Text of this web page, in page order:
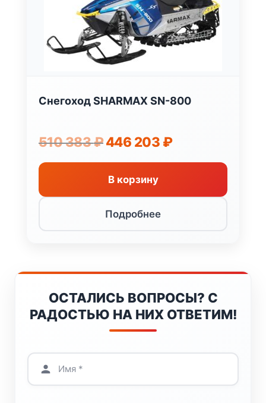
Снегоход SHARMAX SN-800
510 383₽ Первоначальная
составляла
510
446 203 ₽Текущая
446
В корзину
Подробнее
ОСТАЛИСЬ ВОПРОСЫ? С
РАДОСТЬЮ НА НИХ ОТВЕТИМ!